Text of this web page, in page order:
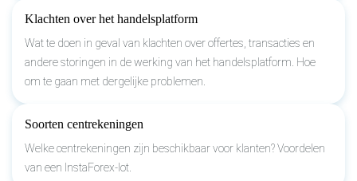
Klachten over het handelsplatform
Wat te doen in geval van klachten over offertes, transacties en
andere storingen in de werking van het handelsplatform. Hoe
om te gaan met dergelijke problemen.
Soorten centrekeningen
Welke centrekeningen zijn beschikbaar voor klanten? Voordelen
van een InstaForex-lot.